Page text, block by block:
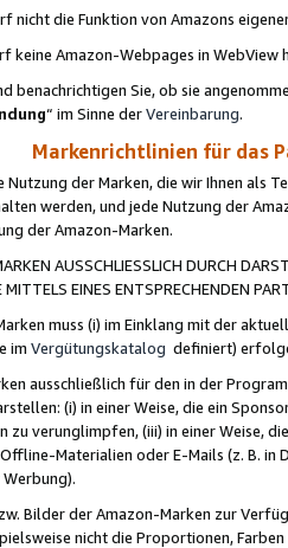
nicht die Funktion von Amazons
keine Amazon-Webpages in WebView
benachrichtigen Sie, ob sie
“ im Sinne derVereinbarung.
Markenrichtlinien für das
Nutzung der Marken, die wir Ihnen als
werden, und jede Nutzung der
der Amazon-Marken.
AUSSCHLIESSLICH DURCH
EINES ENTSPRECHENDEN
muss (i) im Einklang mit der
im Vergütungskatalog definiert)
ausschließlich für den in der
(i) in einer Weise, die ein
zu verunglimpfen, (iii) in einer Weise,
Materialien oder E-Mails (z. B. in
Bilder der Amazon-Marken zur
nicht die Proportionen,